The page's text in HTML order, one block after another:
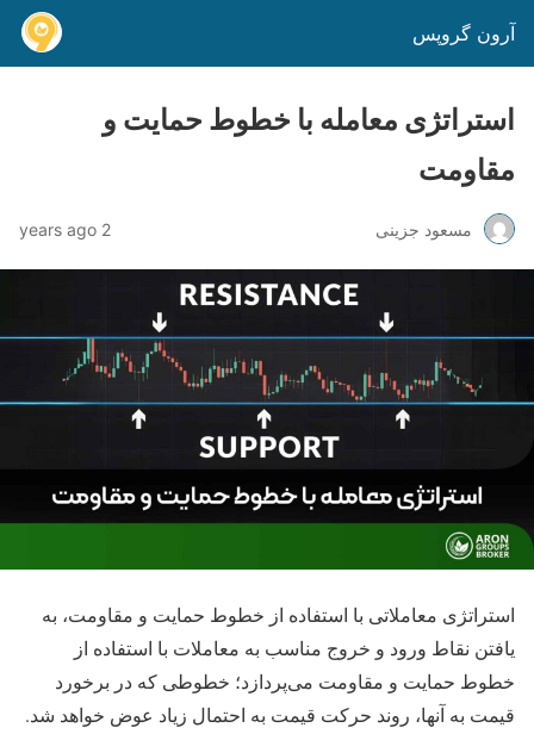
آرون گروپس
استراتژی معامله با خطوط حمایت و
مقاومت
مسعود جزینی 2 years ago
استراتژی معاملاتی با استفاده از خطوط حمایت و مقاومت، به
یافتن نقاط ورود و خروج مناسب به معاملات با استفاده از
خطوط حمایت و مقاومت می‌پردازد؛ خطوطی که در برخورد
قیمت به آنها، روند حرکت قیمت به احتمال زیاد عوض خواهد شد.